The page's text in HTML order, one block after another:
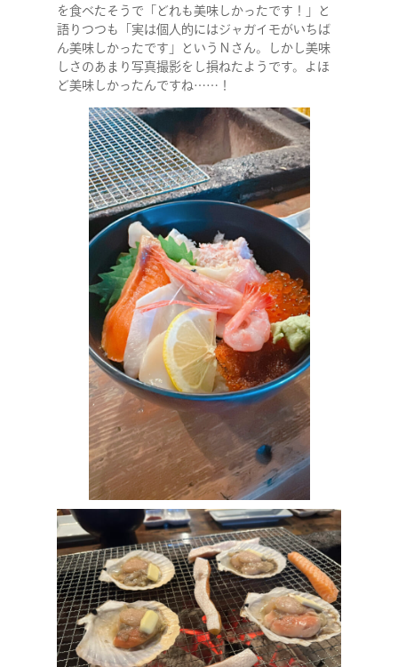
を食べたそうで「どれも美味しかったです！」と
語りつつも「実は個人的にはジャガイモがいちば
ん美味しかったです」というＮさん。しかし美味
しさのあまり写真撮影をし損ねたようです。よほ
ど美味しかったんですね……！